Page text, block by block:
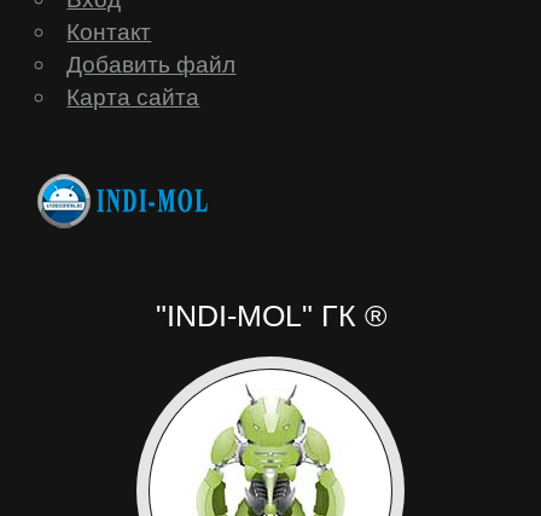
Контакт
Добавить файл
Карта сайта
"INDI-MOL" ГК ®